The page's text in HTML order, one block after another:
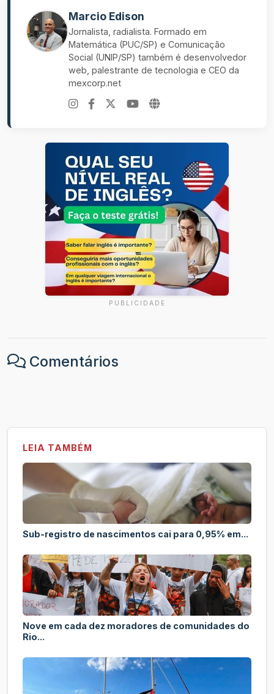
Marcio Edison
Jornalista, radialista. Formado em
Matemática (PUC/SP) e Comunicação
Social (UNIP/SP) também é desenvolvedor
web, palestrante de tecnologia e CEO da
mexcorp.net
PUBLICIDADE
Comentários
LEIA TAMBÉM
Sub-registro de nascimentos cai para 0,95% em...
Nove em cada dez moradores de comunidades do
Rio...